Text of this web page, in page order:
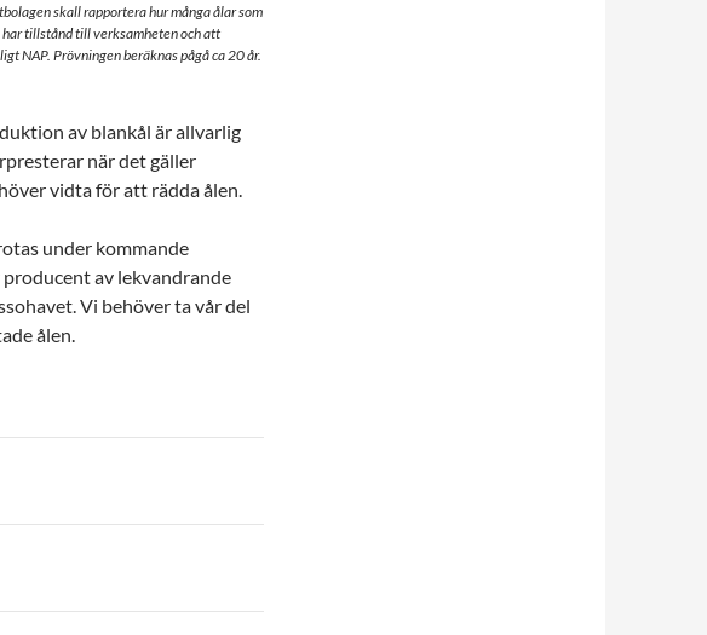
skall rapportera hur många ålar som
tillstånd till verksamheten och att
NAP. Prövningen beräknas pågå ca 20 år.
av blankål är allvarlig
när det gäller
vidta för att rädda ålen.
under kommande
av lekvandrande
Vi behöver ta vår del
ålen.